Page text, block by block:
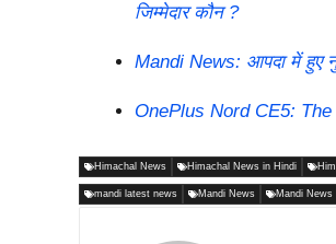
जिम्मेदार कौन ?
Mandi News: आपदा में हुए
OnePlus Nord CE5:
Himachal News Himachal News in Hindi
mandi latest news Mandi News Mandi News